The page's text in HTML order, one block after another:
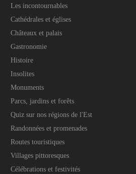
Les incontournables
Cathédrales et églises
Châteaux et palais
Gastronomie
Histoire
Insolites
Monuments
Parcs, jardins et forêts
Quiz sur nos régions de l'Est
Randonnées et promenades
Routes touristiques
Villages pittoresques
Célébrations et festivités